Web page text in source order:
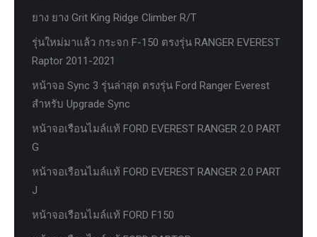
ยาง ยาง Grit King Ridge Climber R/T
รุ่นใหม่มาแล้ว กระจก F-150 ตรงรุ่น RANGER EVEREST
Raptor 2011-2021
หน้าจอ Sync 3 รุ่นล่าสุด ตรงรุ่น Ford Ranger Everest
สำหรับ Upgrade Sync
หน้าจอเรือนไมล์แท้ FORD EVEREST RANGER 2.0 PART
G
หน้าจอเรือนไมล์แท้ FORD EVEREST RANGER 2.0 PART
J
หน้าจอเรือนไมล์แท้ FORD F150